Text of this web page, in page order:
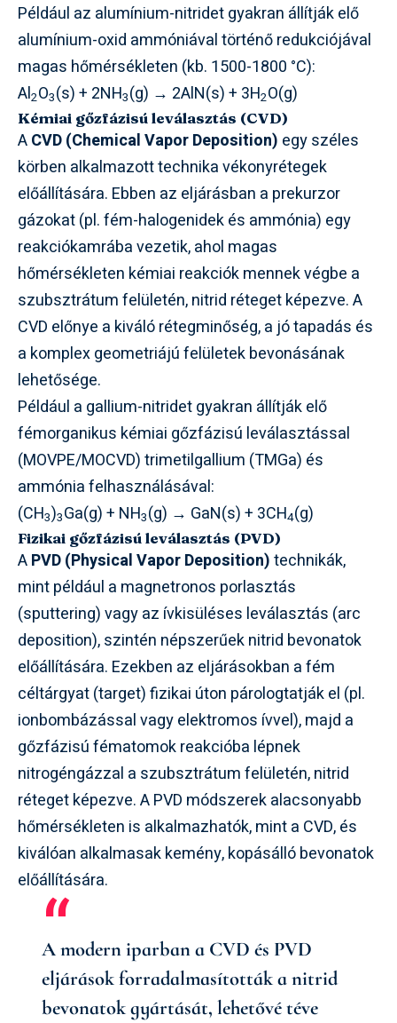
Például az alumínium-nitridet gyakran állítják elő
alumínium-oxid ammóniával történő redukciójával
magas hőmérsékleten (kb. 1500-1800 °C):
Al2O3(s) + 2NH3(g) → 2AlN(s) + 3H2O(g)
Kémiai gőzfázisú leválasztás (CVD)
ACVD (Chemical Vapor Deposition) egy széles
körben alkalmazott technika vékonyrétegek
előállítására. Ebben az eljárásban a prekurzor
gázokat (pl. fém-halogenidek és ammónia) egy
reakciókamrába vezetik, ahol magas
hőmérsékleten kémiai reakciók mennek végbe a
szubsztrátum felületén, nitrid réteget képezve. A
CVD előnye a kiváló rétegminőség, a jó tapadás és
a komplex geometriájú felületek bevonásának
lehetősége.
Például a gallium-nitridet gyakran állítják elő
fémorganikus kémiai gőzfázisú leválasztással
(MOVPE/MOCVD) trimetilgallium (TMGa) és
ammónia felhasználásával:
(CH3)3Ga(g) + NH3(g) → GaN(s) + 3CH4(g)
Fizikai gőzfázisú leválasztás (PVD)
APVD (Physical Vapor Deposition)technikák,
mint például a magnetronos porlasztás
(sputtering) vagy az ívkisüléses leválasztás (arc
deposition), szintén népszerűek nitrid bevonatok
előállítására. Ezekben az eljárásokban a fém
céltárgyat (target) fizikai úton párologtatják el (pl.
ionbombázással vagy elektromos ívvel), majd a
gőzfázisú fématomok reakcióba lépnek
nitrogéngázzal a szubsztrátum felületén, nitrid
réteget képezve. A PVD módszerek alacsonyabb
hőmérsékleten is alkalmazhatók, mint a CVD, és
kiválóan alkalmasak kemény, kopásálló bevonatok
előállítására.
A modern iparban a CVD és PVD
eljárások forradalmasították a nitrid
bevonatok gyártását, lehetővé téve